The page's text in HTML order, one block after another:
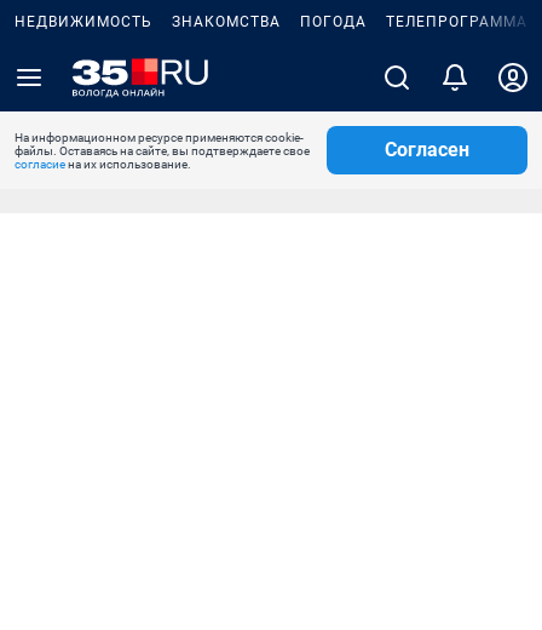
НЕДВИЖИМОСТЬ ЗНАКОМСТВА ПОГОДА ТЕЛЕПРОГРАММА
На информационном ресурсе применяются cookie-
файлы. Оставаясь на сайте, вы подтверждаете свое
согласиена их использование.
Согласен